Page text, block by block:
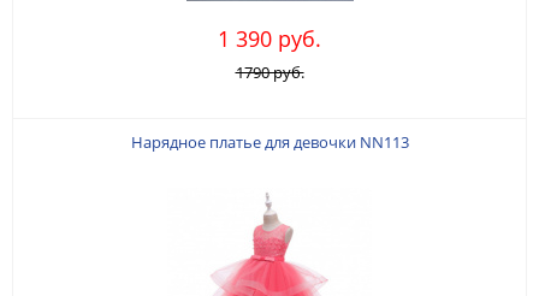
1 390 руб.
1790 руб.
Нарядное платье для девочки NN113